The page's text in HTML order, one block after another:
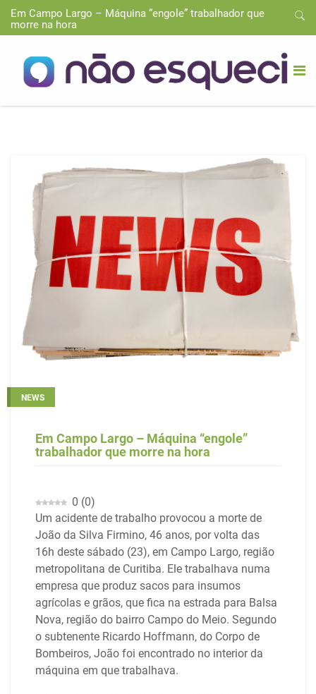
Em Campo Largo – Máquina “engole” trabalhador que
morre na hora
NEWS
Em Campo Largo – Máquina “engole”
trabalhador que morre na hora
0 (0)
Um acidente de trabalho provocou a morte de
João da Silva Firmino, 46 anos, por volta das
16h deste sábado (23), em Campo Largo, região
metropolitana de Curitiba. Ele trabalhava numa
empresa que produz sacos para insumos
agrícolas e grãos, que fica na estrada para Balsa
Nova, região do bairro Campo do Meio. Segundo
o subtenente Ricardo Hoffmann, do Corpo de
Bombeiros, João foi encontrado no interior da
máquina em que trabalhava.